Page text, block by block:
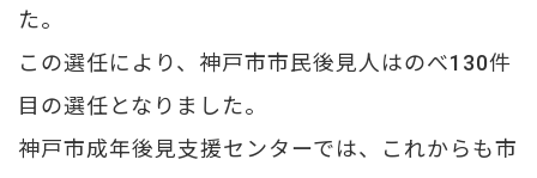
た。
この選任により、神戸市市民後見人はのべ130件
目の選任となりました。
神戸市成年後見支援センターでは、これからも市